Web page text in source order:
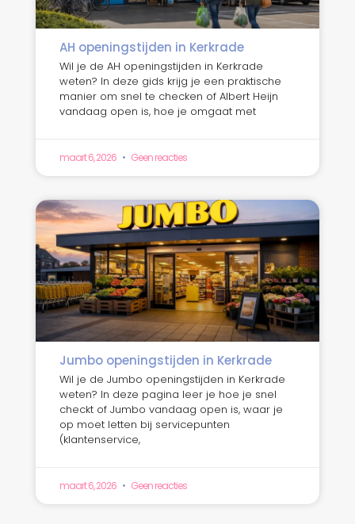
AH openingstijden in Kerkrade
Wil je de AH openingstijden in Kerkrade
weten? In deze gids krijg je een praktische
manier om snel te checken of Albert Heijn
vandaag open is, hoe je omgaat met
maart 6, 2026 Geen reacties
Jumbo openingstijden in Kerkrade
Wil je de Jumbo openingstijden in Kerkrade
weten? In deze pagina leer je hoe je snel
checkt of Jumbo vandaag open is, waar je
op moet letten bij servicepunten
(klantenservice,
maart 6, 2026 Geen reacties